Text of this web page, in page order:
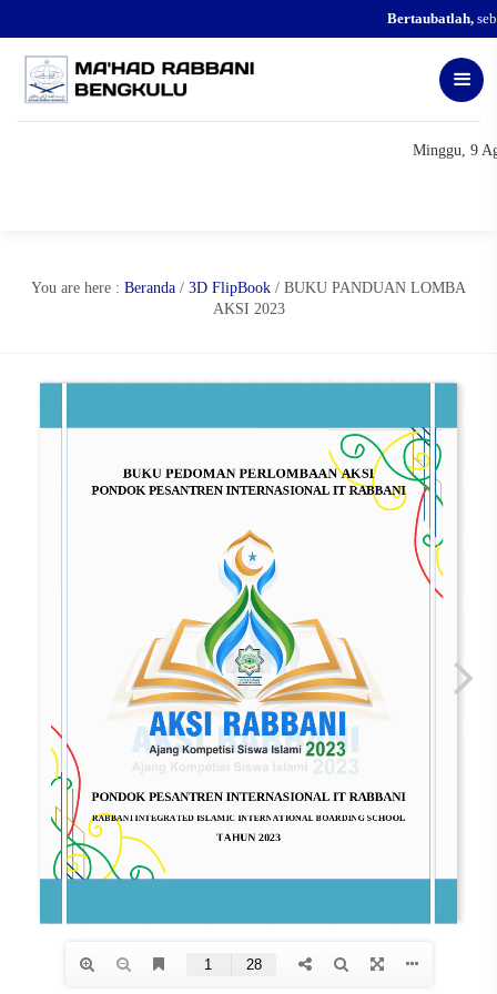
Bertaubatlah,
Minggu, 9
You are here : Beranda / 3D FlipBook / BUKU PANDUAN LOMBA
AKSI 2023